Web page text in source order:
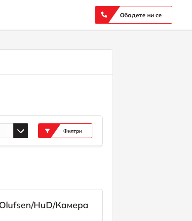
Обадете ни се
Филтри
HuD/Камера